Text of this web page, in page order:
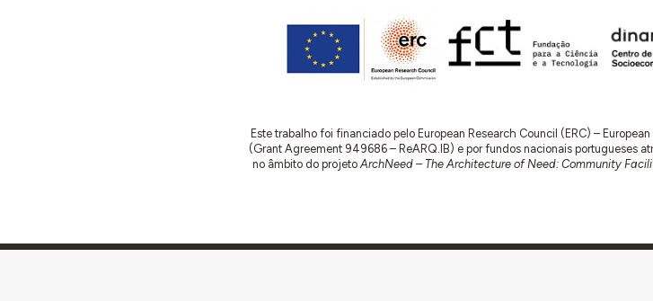
Este trabalho foi financiado pelo European Research Council (ERC) –
(Grant Agreement 949686 – ReARQ.IB) e por fundos nacionais portugueses
no âmbito do projetoArchNeed – The Architecture of Need: Community